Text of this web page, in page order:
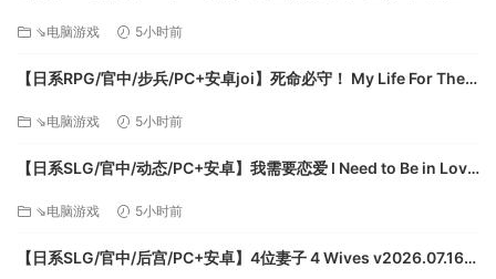
提取码：shit
⇘电脑游戏 5小时前
【日系RPG/官中/步兵/PC+安卓joi】死命必守！ My Life For Thee!
⇘电脑游戏 5小时前
【日系SLG/官中/动态/PC+安卓】我需要恋爱 I Need to Be in Love
⇘电脑游戏 5小时前
【日系SLG/官中/后宫/PC+安卓】4位妻子 4 Wives v2026.07.16